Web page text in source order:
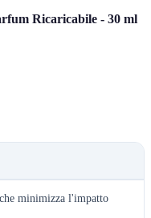
Ricaricabile - 30 ml
minimizza l'impatto